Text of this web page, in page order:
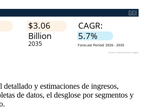
detallado y estimaciones de ingresos,
de datos, el desglose por segmentos y
.